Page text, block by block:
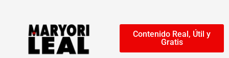
contenido
Contenido Real, Útil y
Gratis